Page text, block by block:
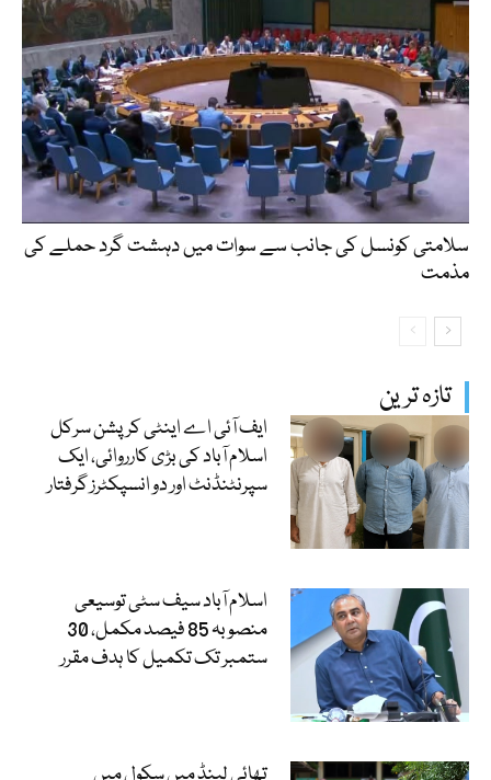
تازہ ترین
ایف آئی اے اینٹی کرپشن سرکل
اسلام آباد کی بڑی کارروائی، ایک
سپرنٹنڈنٹ اور دو انسپکٹرز گرفتار
اسلام آباد سیف سٹی توسیعی
منصوبہ 85 فیصد مکمل، 30
ستمبر تک تکمیل کا ہدف مقرر
سلامتی کونسل کی جانب سے سوات میں دہشت گرد حملے کی
مذمت